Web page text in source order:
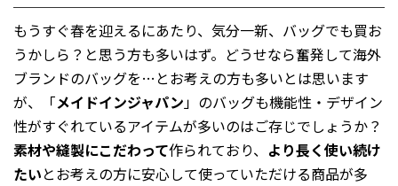
もうすぐ春を迎えるにあたり、気分一新、バッグでも買お
うかしら？と思う方も多いはず。どうせなら奮発して海外
ブランドのバッグを…とお考えの方も多いとは思います
が、「メイドインジャパン」のバッグも機能性・デザイン
性がすぐれているアイテムが多いのはご存じでしょうか？
素材や縫製にこだわって作られており、 より長く使い続け
たいとお考えの方に安心して使っていただける商品が多